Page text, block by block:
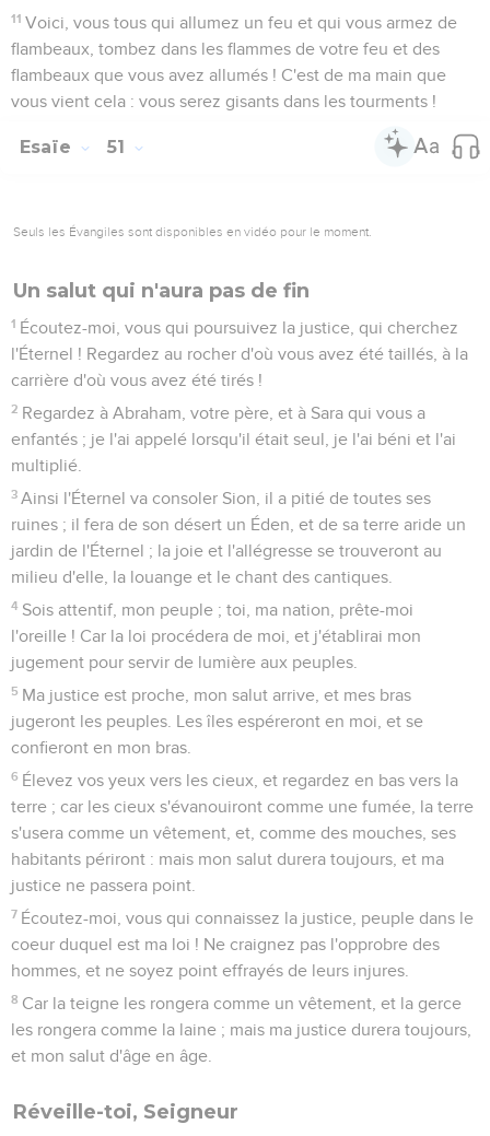
11 Voici, vous tous qui allumez un feu et qui vous armez de
flambeaux, tombez dans les flammes de votre feu et des
flambeaux que vous avez allumés ! C'est de ma main que
vous vient cela : vous serez gisants dans les tourments !
Esaïe 51
Seuls les Évangiles sont disponibles en vidéo pour le moment.
Un salut qui n'aura pas de fin
1 Écoutez-moi, vous qui poursuivez la justice, qui cherchez
l'Éternel ! Regardez au rocher d'où vous avez été taillés, à la
carrière d'où vous avez été tirés !
2 Regardez à Abraham, votre père, et à Sara qui vous a
enfantés ; je l'ai appelé lorsqu'il était seul, je l'ai béni et l'ai
multiplié.
3 Ainsi l'Éternel va consoler Sion, il a pitié de toutes ses
ruines ; il fera de son désert un Éden, et de sa terre aride un
jardin de l'Éternel ; la joie et l'allégresse se trouveront au
milieu d'elle, la louange et le chant des cantiques.
4 Sois attentif, mon peuple ; toi, ma nation, prête-moi
l'oreille ! Car la loi procédera de moi, et j'établirai mon
jugement pour servir de lumière aux peuples.
5 Ma justice est proche, mon salut arrive, et mes bras
jugeront les peuples. Les îles espéreront en moi, et se
confieront en mon bras.
6 Élevez vos yeux vers les cieux, et regardez en bas vers la
terre ; car les cieux s'évanouiront comme une fumée, la terre
s'usera comme un vêtement, et, comme des mouches, ses
habitants périront : mais mon salut durera toujours, et ma
justice ne passera point.
7 Écoutez-moi, vous qui connaissez la justice, peuple dans le
coeur duquel est ma loi ! Ne craignez pas l'opprobre des
hommes, et ne soyez point effrayés de leurs injures.
8 Car la teigne les rongera comme un vêtement, et la gerce
les rongera comme la laine ; mais ma justice durera toujours,
et mon salut d'âge en âge.
Réveille-toi, Seigneur